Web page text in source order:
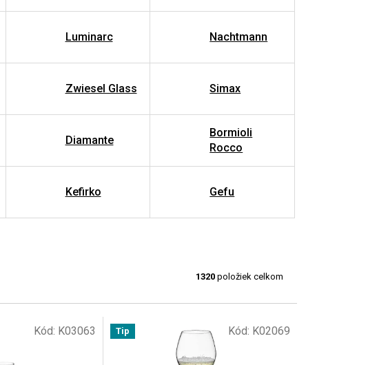
Luminarc Nachtmann
Zwiesel Glass Simax
Diamante
Bormioli
Rocco
Kefirko Gefu
1320 položiek celkom
Kód: K03063 Tip Kód: K02069